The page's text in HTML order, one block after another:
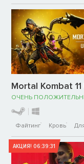
Mortal Kombat
ОЧЕНЬ
Файтинг Кровь
АКЦИЯ!06:39:31